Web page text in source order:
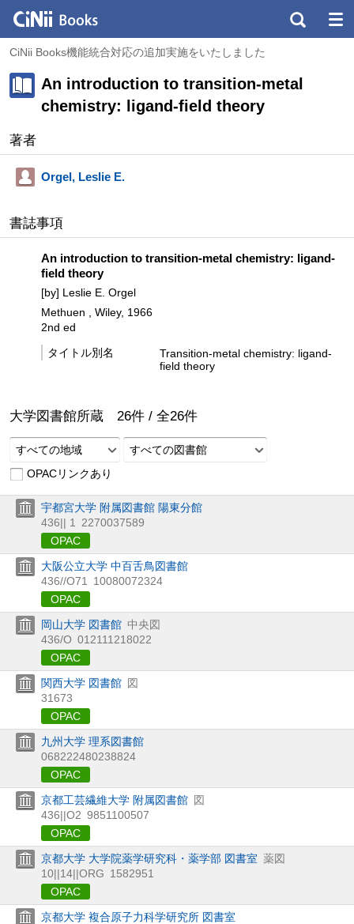
CiNii Books機能統合対応の追加実施をいたしました
An introduction to transition-metal
chemistry: ligand-field theory
著者
Orgel, Leslie E.
書誌事項
An introduction to transition-metal chemistry: ligand-
field theory
[by] Leslie E. Orgel
Methuen , Wiley, 1966
2nd ed
タイトル別名
Transition-metal chemistry: ligand-
field theory
大学図書館所蔵 26件 / 全26件
すべての地域
すべての図書館
OPACリンクあり
宇都宮大学 附属図書館 陽東分館
436|| 1
2270037589
OPAC
大阪公立大学 中百舌鳥図書館
436//O71
10080072324
OPAC
岡山大学 図書館 中央図
436/O 012111218022
OPAC
関西大学 図書館 図
31673
OPAC
九州大学 理系図書館
068222480238824
OPAC
京都工芸繊維大学 附属図書館 図
436||O2 9851100507
OPAC
京都大学 大学院薬学研究科・薬学部 図書室 薬図
10||14||ORG 1582951
OPAC
京都大学 複合原子力科学研究所 図書室